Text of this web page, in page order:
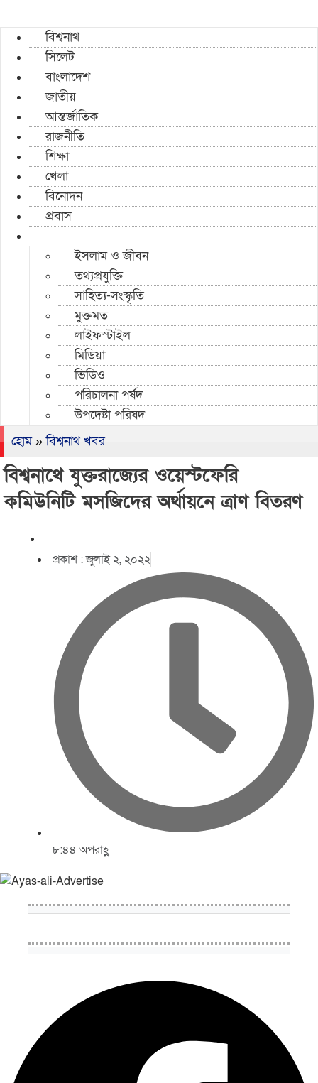
বিশ্বনাথ
সিলেট
বাংলাদেশ
জাতীয়
আন্তর্জাতিক
রাজনীতি
শিক্ষা
খেলা
বিনোদন
প্রবাস
ইসলাম ও জীবন
তথ্যপ্রযুক্তি
সাহিত্য-সংস্কৃতি
মুক্তমত
লাইফস্টাইল
মিডিয়া
ভিডিও
পরিচালনা পর্ষদ
উপদেষ্টা পরিষদ
হোম»বিশ্বনাথ খবর
বিশ্বনাথে যুক্তরাজ্যের ওয়েস্টফেরি
কমিউনিটি মসজিদের অর্থায়নে ত্রাণ বিতরণ
প্রকাশ :জুলাই ২, ২০২২
৮:৪৪ অপরাহ্ণ